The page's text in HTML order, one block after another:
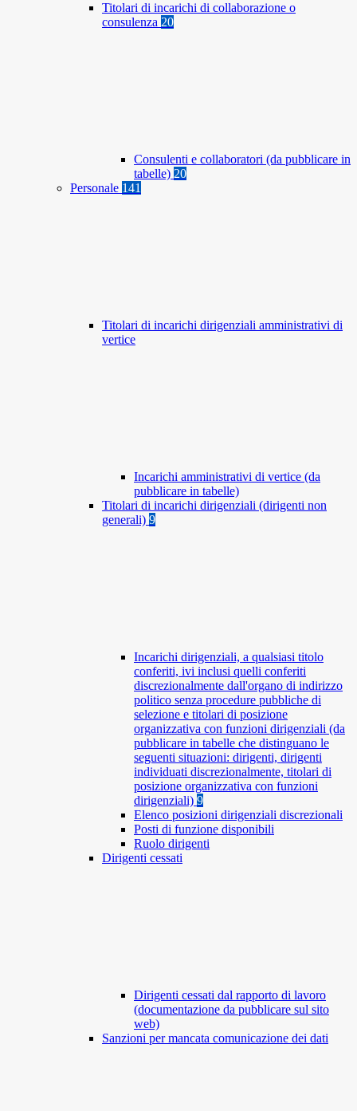
Titolari di incarichi di collaborazione o
consulenza 20
Consulenti e collaboratori (da pubblicare in
tabelle) 20
Personale 141
Titolari di incarichi dirigenziali amministrativi di
vertice
Incarichi amministrativi di vertice (da
pubblicare in tabelle)
Titolari di incarichi dirigenziali (dirigenti non
generali) 9
Incarichi dirigenziali, a qualsiasi titolo
conferiti, ivi inclusi quelli conferiti
discrezionalmente dall'organo di indirizzo
politico senza procedure pubbliche di
selezione e titolari di posizione
organizzativa con funzioni dirigenziali (da
pubblicare in tabelle che distinguano le
seguenti situazioni: dirigenti, dirigenti
individuati discrezionalmente, titolari di
posizione organizzativa con funzioni
dirigenziali) 9
Elenco posizioni dirigenziali discrezionali
Posti di funzione disponibili
Ruolo dirigenti
Dirigenti cessati
Dirigenti cessati dal rapporto di lavoro
(documentazione da pubblicare sul sito
web)
Sanzioni per mancata comunicazione dei dati